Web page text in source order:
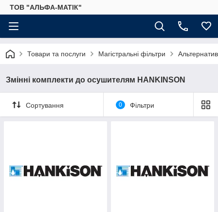
ТОВ "АЛЬФА-МАТІК"
Товари та послуги Магістральні фільтри
Змінні комплекти до осушителям HANKINSON
Сортування 0 Фільтри